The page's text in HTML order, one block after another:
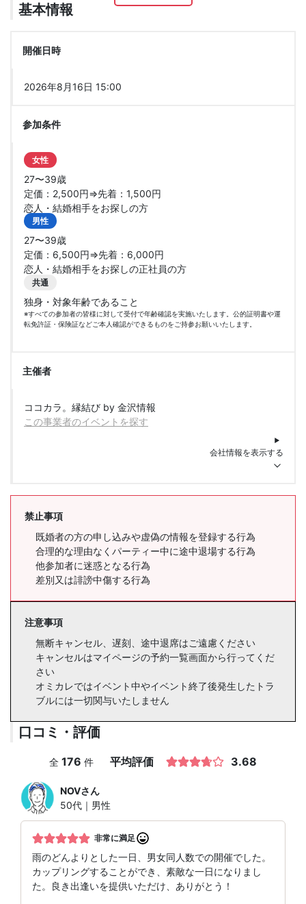
基本情報
開催日時
2026年8月16日 15:00
参加条件
女性
27〜39歳
定価：2,500円⇒先着：1,500円
恋人・結婚相手をお探しの方
男性
27〜39歳
定価：6,500円⇒先着：6,000円
恋人・結婚相手をお探しの正社員の方
共通
独身・対象年齢であること
※すべての参加者の皆様に対して受付で年齢確認を実施いたします。公的証明書や運
転免許証・保険証などご本人確認ができるものをご持参お願いいたします。
主催者
ココカラ。縁結び by 金沢情報
この事業者のイベントを探す
会社情報を表示する
禁止事項
既婚者の方の申し込みや虚偽の情報を登録する行為
合理的な理由なくパーティー中に途中退場する行為
他参加者に迷惑となる行為
差別又は誹謗中傷する行為
注意事項
無断キャンセル、遅刻、途中退席はご遠慮ください
キャンセルはマイページの予約一覧画面から行ってくだ
さい
オミカレではイベント中やイベント終了後発生したトラ
ブルには一切関与いたしません
口コミ・評価
全 176 件 平均評価 3.68
NOVさん
50代｜男性
非常に満足
雨のどんよりとした一日、男女同人数での開催でした。
カップリングすることができ、素敵な一日になりまし
た。良き出逢いを提供いただけ、ありがとう！